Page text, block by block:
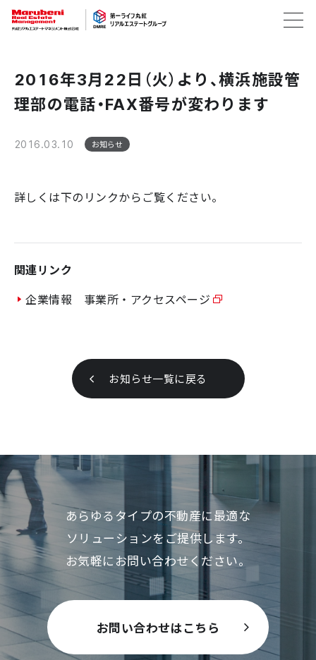
2016年3月22日（火）より、横浜施設管
理部の電話・FAX番号が変わります
2016.03.10 お知らせ
詳しくは下のリンクからご覧ください。
関連リンク
企業情報 事業所・アクセスページ
お知らせ一覧に戻る
あらゆるタイプの不動産に最適な
ソリューションをご提供します。
お気軽にお問い合わせください。
お問い合わせはこちら